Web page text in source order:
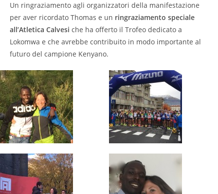
Un ringraziamento agli organizzatori della manifestazione
per aver ricordato Thomas e un ringraziamento speciale
all’Atletica Calvesi che ha offerto il Trofeo dedicato a
Lokomwa e che avrebbe contribuito in modo importante al
futuro del campione Kenyano.